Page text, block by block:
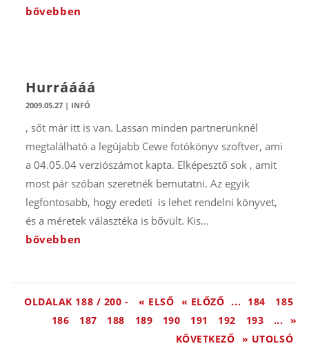
bővebben
Hurráááá
2009.05.27| INFÓ
, sőt már itt is van. Lassan minden partnerünknél
megtalálható a legújabb Cewe fotókönyv szoftver, ami
a 04.05.04 verziószámot kapta. Elképesztő sok , amit
most pár szóban szeretnék bemutatni. Az egyik
legfontosabb, hogy eredeti is lehet rendelni könyvet,
és a méretek választéka is bővült. Kis...
bővebben
OLDALAK 188 / 200 - « ELSŐ « ELŐZŐ ... 184
185
186
187 188 189 190 191 192 193 ... »
KÖVETKEZŐ » UTOLSÓ